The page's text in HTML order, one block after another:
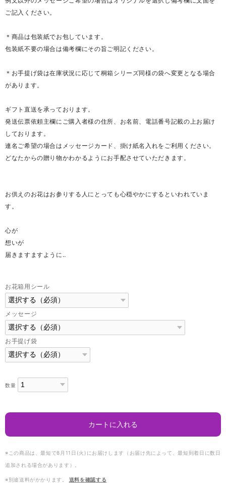
ご記入ください。
＊商品は包装紙でお包しています。
包装紙不要の場合は備考欄にその旨ご明記ください。
＊お手提げ袋は在庫状況に応じて桐箱シリーズ同様の袋へ変更となる場合
があります。
ギフト直送を承っております。
発送伝票依頼主欄にご購入者様の住所、お名前、電話番号記載の上お届け
しております。
連名ご希望の場合はメッセージカード、掛け紙名入れをご利用ください。
どなたからの贈り物かわかるようにお手配させていただきます。
お供えのお花はお参りする人にとっても心穏やかにするといわれていま
す。
心が
想いが
届きますますように‥
お花箱用シール
メッセージ
お手提げ袋
数量
カートに入れる
※この商品は、最短で8月11日(火)にお届けします（お届け先によって、最短到着日に数日
追加される場合があります）。
※別途送料がかかります。 送料を確認する